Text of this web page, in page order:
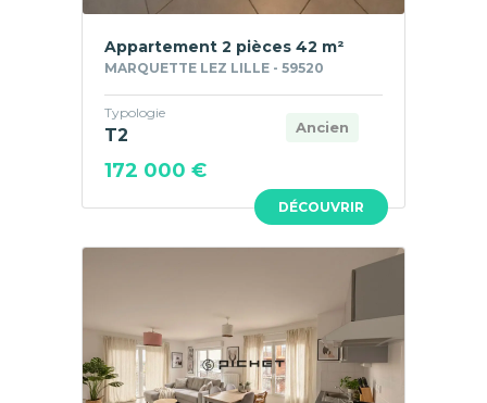
DÉCOUVRIR
Appartement 2 pièces 42 m²
MARQUETTE LEZ LILLE - 59520
Ancien
Typologie
T2
172 000 €